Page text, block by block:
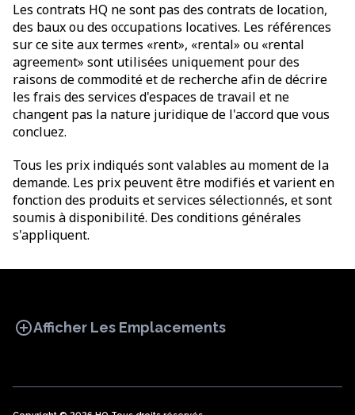
Les contrats HQ ne sont pas des contrats de location,
des baux ou des occupations locatives. Les références
sur ce site aux termes «rent», «rental» ou «rental
agreement» sont utilisées uniquement pour des
raisons de commodité et de recherche afin de décrire
les frais des services d'espaces de travail et ne
changent pas la nature juridique de l'accord que vous
concluez.
Tous les prix indiqués sont valables au moment de la
demande. Les prix peuvent être modifiés et varient en
fonction des produits et services sélectionnés, et sont
soumis à disponibilité. Des conditions générales
s'appliquent.
add_circleAfficher Les Emplacements